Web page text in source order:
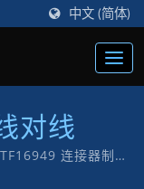
中文 (简体)
对线
连接器制造
于电子及电脑各式